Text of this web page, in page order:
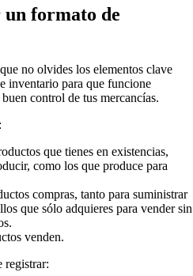
un formato de
no olvides los elementos clave
inventario para que funcione
control de tus mercancías.
que tienes en existencias,
como los que produce para
compras, tanto para suministrar
que sólo adquieres para vender sin
venden.
registrar: